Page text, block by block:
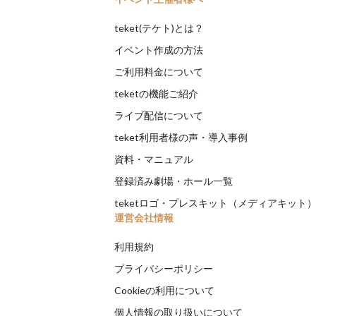
teket(テケト)とは？
イベント作成の方法
ご利用料金について
teketの機能ご紹介
ライブ配信について
teket利用者様の声・導入事例
資料・マニュアル
登録済み劇場・ホール一覧
teketロゴ・プレスキット（メディアキット）
運営会社情報
利用規約
プライバシーポリシー
Cookieの利用について
個人情報の取り扱いについて